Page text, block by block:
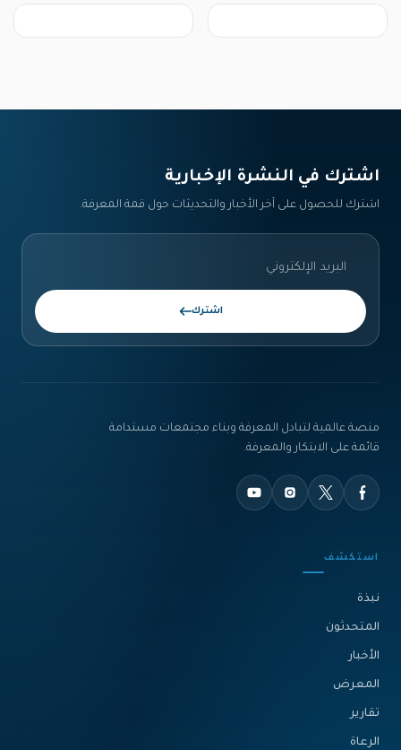
اشترك في النشرة الإخبارية‎
اشترك للحصول على آخر الأخبار والتحديثات حول قمة المعرفة.
اشترك
منصة عالمية لتبادل المعرفة وبناء مجتمعات مستدامة
قائمة على الابتكار والمعرفة.
استكشف
نبذة‎
المتحدثون
الأخبار
المعرض
تقارير
الرعاة